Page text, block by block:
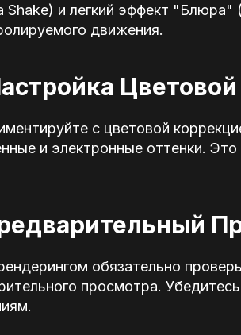
Shake) и легкий эффект
движения.
с цветовой
и электронные оттенки.
обязательно
просмотра.